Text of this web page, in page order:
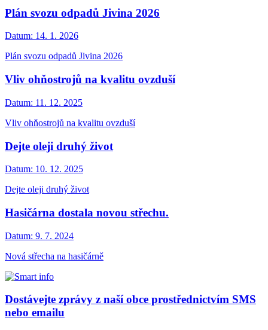
Plán svozu odpadů Jivina 2026
Datum: 14. 1. 2026
Plán svozu odpadů Jivina 2026
Vliv ohňostrojů na kvalitu ovzduší
Datum: 11. 12. 2025
Vliv ohňostrojů na kvalitu ovzduší
Dejte oleji druhý život
Datum: 10. 12. 2025
Dejte oleji druhý život
Hasičárna dostala novou střechu.
Datum: 9. 7. 2024
Nová střecha na hasičárně
Dostávejte zprávy z naší obce prostřednictvím SMS
nebo emailu